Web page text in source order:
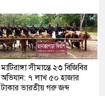
মাটিরাঙ্গা সীমান্তে ২৩ বিজিবির
অভিযান: ৭ লাখ ৫০ হাজার
টাকার ভারতীয় গরু জব্দ